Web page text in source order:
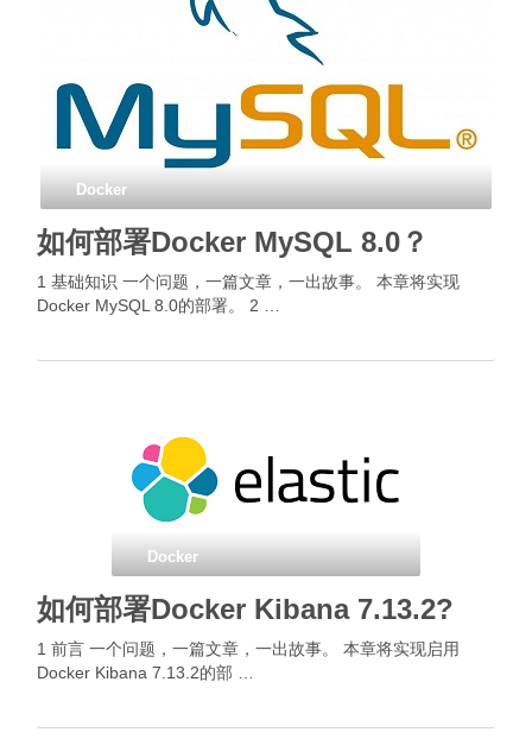
Docker
如何部署Docker MySQL 8.0？
1 基础知识 一个问题，一篇文章，一出故事。 本章将实现
Docker MySQL 8.0的部署。 2 …
Docker
如何部署Docker Kibana 7.13.2?
1 前言 一个问题，一篇文章，一出故事。 本章将实现启用
Docker Kibana 7.13.2的部 …